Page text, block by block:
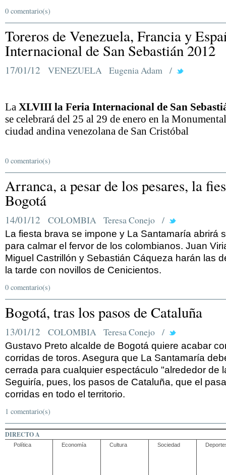
0 comentario(s)
Toreros de Venezuela, Francia y
Internacional de San Sebastián 2012
17/01/12 VENEZUELA Eugenia Adam /
La XLVIII la Feria Internacional de San
se celebrará del 25 al 29 de enero en la
ciudad andina venezolana de San Cristóbal
0 comentario(s)
Arranca, a pesar de los pesares, la
Bogotá
14/01/12 COLOMBIA Teresa Conejo /
La fiesta brava se impone y La Santamaría abrirá
para calmar el fervor de los colombianos. Juan
Miguel Castrillón y Sebastián Cáqueza harán las
la tarde con novillos de Cenicientos.
0 comentario(s)
Bogotá, tras los pasos de Cataluña
13/01/12 COLOMBIA Teresa Conejo /
Gustavo Preto alcalde de Bogotá quiere acabar
corridas de toros. Asegura que La Santamaría
cerrada para cualquier espectáculo "alrededor de
Seguiría, pues, los pasos de Cataluña, que el
corridas en todo el territorio.
1 comentario(s)
DIRECTO A
Política Economía Cultura Sociedad